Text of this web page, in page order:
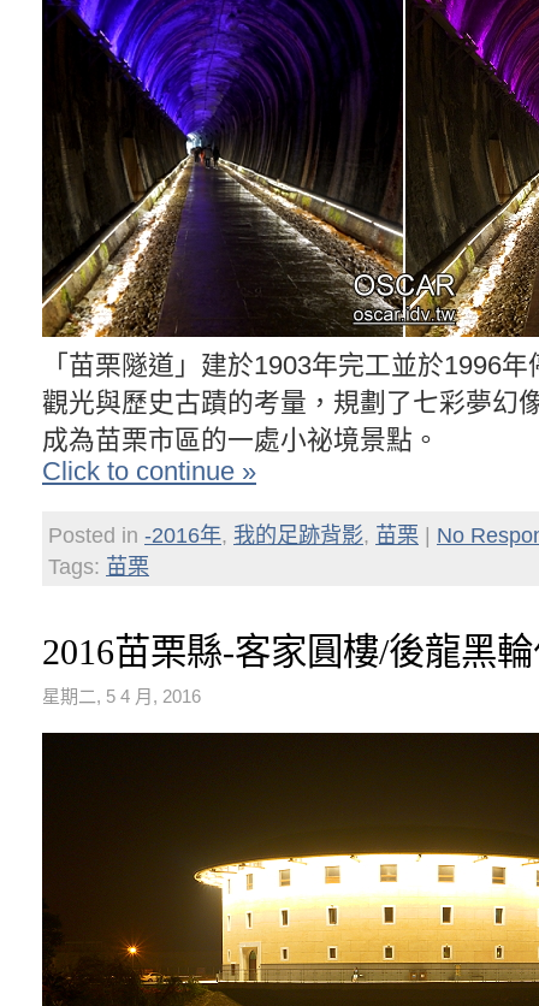
「苗栗隧道」建於1903年完工並於1996
觀光與歷史古蹟的考量，規劃了七彩夢幻
成為苗栗市區的一處小祕境景點。
Click to continue »
Posted in -2016年, 我的足跡背影, 苗栗
No
Tags: 苗栗
2016苗栗縣-客家圓樓/後龍黑
星期二, 5 4 月, 2016